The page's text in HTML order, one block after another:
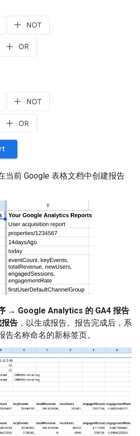
当前 Google 表格文档中创建报告
→ Google Analytics 的 GA4 报告
告 ，以生成报告。报告完成后，系
告名称命名的新标签页。